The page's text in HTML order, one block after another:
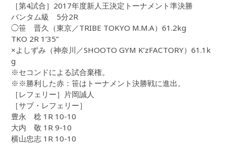
［第4試合］2017年度新人王決定トーナメント準決勝
バンタム級 5分2R
◯笹 晋久（東京／TRIBE TOKYO M.M.A）61.2kg
TKO 2R 1’35”
×よしずみ（神奈川／SHOOTO GYM K’zFACTORY）61.1k
g
※セコンドによる試合棄権。
※※勝利した赤：笹はトーナメント決勝戦に進出。
［レフェリー］片岡誠人
［サブ・レフェリー］
豊永 稔 1R 10-10
大内 敬 1R 9-10
横山忠志 1R 10-10